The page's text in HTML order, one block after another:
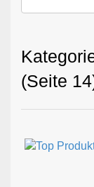
(Seite